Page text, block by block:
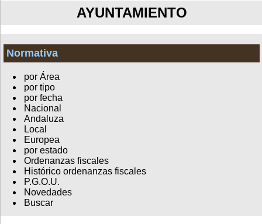
AYUNTAMIENTO
Normativa
por Área
por tipo
por fecha
Nacional
Andaluza
Local
Europea
por estado
Ordenanzas fiscales
Histórico ordenanzas fiscales
P.G.O.U.
Novedades
Buscar